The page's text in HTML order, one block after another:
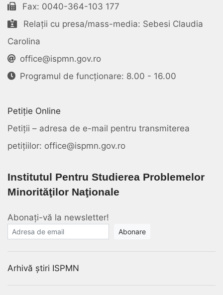
Fax: 0040-364-103 177
Relații cu presa/mass-media: Sebesi Claudia
Carolina
office@ispmn.gov.ro
Programul de funcționare: 8.00 - 16.00
Petiție Online
Petiții – adresa de e-mail pentru transmiterea
petițiilor: office@ispmn.gov.ro
Institutul Pentru Studierea Problemelor
Minorităţilor Naţionale
Abonați-vă la newsletter!
E-mail
Arhivă știri ISPMN